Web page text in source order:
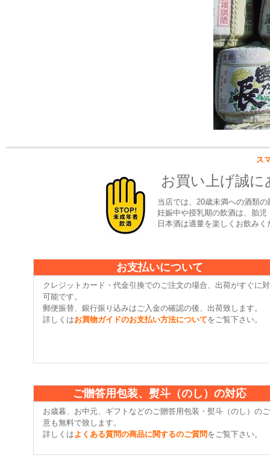
ス
お買い上げ誠
当店では、20歳未満への酒類
妊娠中や授乳期の飲酒は、胎
日本酒は適量を楽しくお飲み
お支払いについて
クレジットカード・代金引換でのご注文の場合、出荷がすぐに
可能です。
郵便振替、銀行振り込みはご入金の確認の後、出荷致します。
詳しくはお買物ガイドのお支払い方法についてをご覧下さい。
ご贈答用包装、熨斗（のし）の対応
お歳暮、お中元、ギフトなどのご贈答用包装・熨斗（のし）の
意も無料で致します。
詳しくはよくある質問の商品に関するのご質問をご覧下さい。